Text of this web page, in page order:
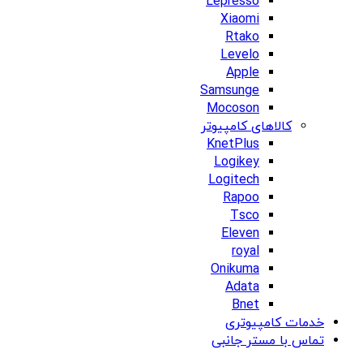
Xiaomi
Rtako
Levelo
Apple
Samsunge
Mocoson
کالاهای کامپیوتر
KnetPlus
Logikey
Logitech
Rapoo
Tsco
Eleven
royal
Onikuma
Adata
Bnet
خدمات کامپیوتری
تماس با مستر جانبی